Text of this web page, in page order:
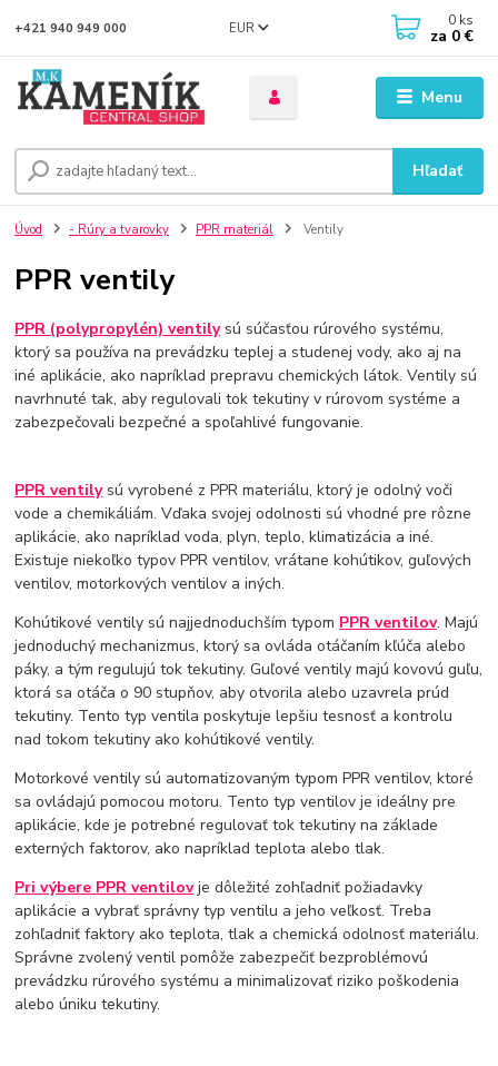
Menu
EUR
Hľadať
+421 940 949 000 0 ks
za 0 €
Úvod - Rúry a tvarovky PPR materiál Ventily
PPR ventily
PPR (polypropylén) ventilysú súčasťou rúrového systému,
ktorý sa používa na prevádzku teplej a studenej vody, ako aj na
iné aplikácie, ako napríklad prepravu chemických látok. Ventily sú
navrhnuté tak, aby regulovali tok tekutiny v rúrovom systéme a
zabezpečovali bezpečné a spoľahlivé fungovanie.
PPR ventilysú vyrobené z PPR materiálu, ktorý je odolný voči
vode a chemikáliám. Vďaka svojej odolnosti sú vhodné pre rôzne
aplikácie, ako napríklad voda, plyn, teplo, klimatizácia a iné.
Existuje niekoľko typov PPR ventilov, vrátane kohútikov, guľových
ventilov, motorkových ventilov a iných.
Kohútikové ventily sú najjednoduchším typom PPR ventilov. Majú
jednoduchý mechanizmus, ktorý sa ovláda otáčaním kľúča alebo
páky, a tým regulujú tok tekutiny. Guľové ventily majú kovovú guľu,
ktorá sa otáča o 90 stupňov, aby otvorila alebo uzavrela prúd
tekutiny. Tento typ ventila poskytuje lepšiu tesnosť a kontrolu
nad tokom tekutiny ako kohútikové ventily.
Motorkové ventily sú automatizovaným typom PPR ventilov, ktoré
sa ovládajú pomocou motoru. Tento typ ventilov je ideálny pre
aplikácie, kde je potrebné regulovať tok tekutiny na základe
externých faktorov, ako napríklad teplota alebo tlak.
Pri výbere PPR ventilovje dôležité zohľadniť požiadavky
aplikácie a vybrať správny typ ventilu a jeho veľkosť. Treba
zohľadniť faktory ako teplota, tlak a chemická odolnosť materiálu.
Správne zvolený ventil pomôže zabezpečiť bezproblémovú
prevádzku rúrového systému a minimalizovať riziko poškodenia
alebo úniku tekutiny.